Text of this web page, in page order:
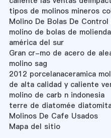
tipos de molinos mineros
Molino De Bolas De
molino de bolas de
américa del sur
Gran cr-mo de acero de
molino sag
2012 porcelanaceramica
de alta calidad y caliente
molino de carb n indonesia
terre de diatomée
Molinos De Cafe Usados
Mapa del sitio